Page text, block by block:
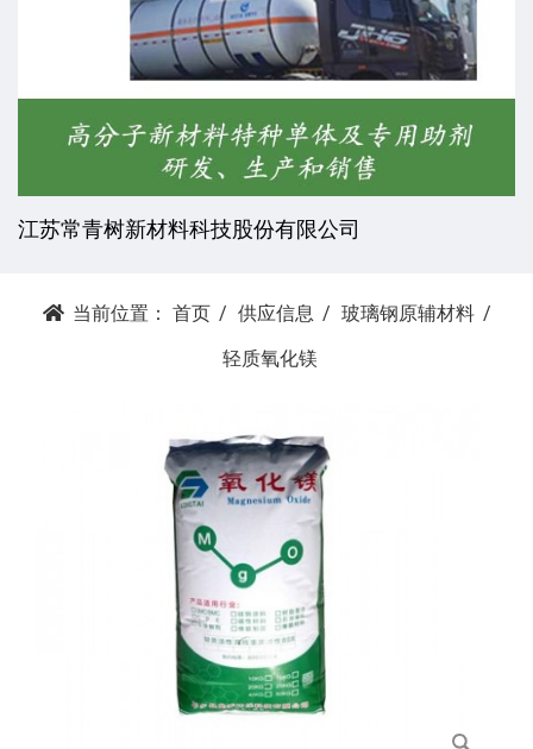
杭州昕劲复材科技有限公司
当前位置： 首页 供应信息
玻璃钢原辅材料
轻质氧化镁